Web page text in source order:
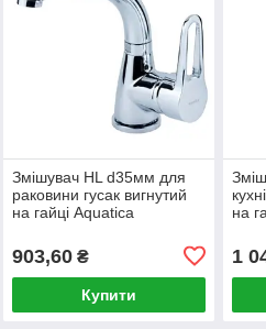
Змішувач HL d35мм для
раковини гусак вигнутий
на гайці Aquatica
903,60₴
Купити
на
1